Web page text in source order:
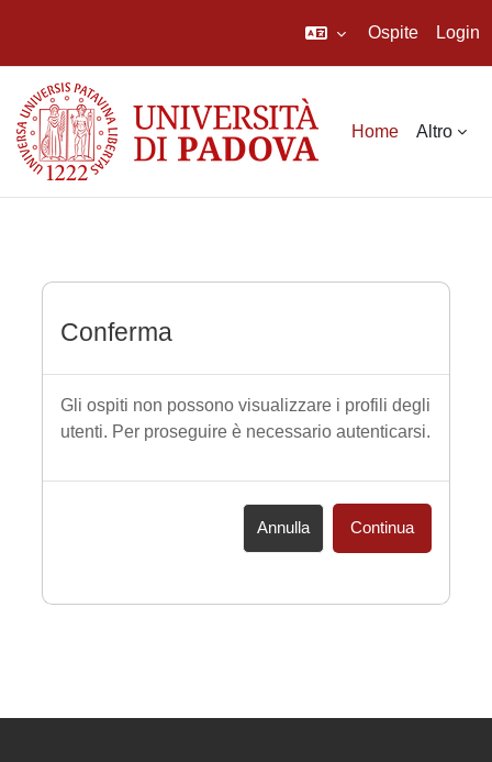
Ospite Login
Home Altro
Conferma
Gli ospiti non possono visualizzare i profili degli
utenti. Per proseguire è necessario autenticarsi.
Annulla Continua